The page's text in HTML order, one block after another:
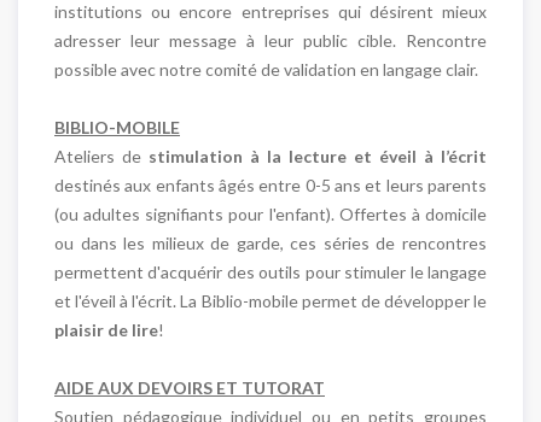
institutions ou encore entreprises qui désirent mieux
adresser leur message à leur public cible. Rencontre
possible avec notre comité de validation en langage clair.
BIBLIO-MOBILE
Ateliers de stimulation à la lecture et éveil à l’écrit
destinés aux enfants âgés entre 0-5 ans et leurs parents
(ou adultes signifiants pour l'enfant). Offertes à domicile
ou dans les milieux de garde, ces séries de rencontres
permettent d'acquérir des outils pour stimuler le langage
et l'éveil à l'écrit. La Biblio-mobile permet de développer le
plaisir de lire!
AIDE AUX DEVOIRS ET TUTORAT
Soutien pédagogique individuel ou en petits groupes